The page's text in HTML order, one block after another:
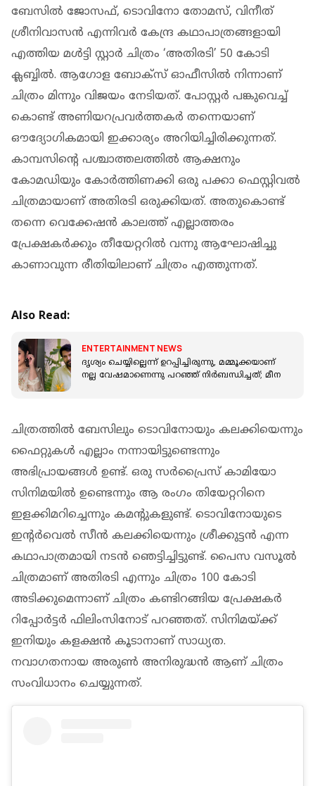
ബേസിൽ ജോസഫ്, ടൊവിനോ തോമസ്, വിനീത്
ശ്രീനിവാസൻ എന്നിവർ കേന്ദ്ര കഥാപാത്രങ്ങളായി
എത്തിയ മൾട്ടി സ്റ്റാർ ചിത്രം ‘അതിരടി’ 50 കോടി
ക്ലബ്ബിൽ. ആഗോള ബോക്സ് ഓഫീസില്‍ നിന്നാണ്
ചിത്രം മിന്നും വിജയം നേടിയത്. പോസ്റ്റർ പങ്കുവെച്ച്
കൊണ്ട് അണിയറപ്രവർത്തകർ തന്നെയാണ്
ഔദ്യോഗികമായി ഇക്കാര്യം അറിയിച്ചിരിക്കുന്നത്.
കാമ്പസിന്റെ പശ്ചാത്തലത്തില്‍ ആക്ഷനും
കോമഡിയും കോര്‍ത്തിണക്കി ഒരു പക്കാ ഫെസ്റ്റിവല്‍
ചിത്രമായാണ് അതിരടി ഒരുക്കിയത്. അതുകൊണ്ട്
തന്നെ വെക്കേഷന്‍ കാലത്ത് എല്ലാത്തരം
പ്രേക്ഷകര്‍ക്കും തീയേറ്ററില്‍ വന്നു ആഘോഷിച്ചു
കാണാവുന്ന രീതിയിലാണ് ചിത്രം എത്തുന്നത്.
Also Read:
ENTERTAINMENT NEWS
ദൃശ്യം ചെയ്യില്ലെന്ന് ഉറപ്പിച്ചിരുന്നു, മമ്മൂക്കയാണ്
നല്ല വേഷമാണെന്നു പറഞ്ഞ് നിർബന്ധിച്ചത്; മീന
ചിത്രത്തിൽ ബേസിലും ടൊവിനോയും കലക്കിയെന്നും
ഫൈറ്റുകൾ എല്ലാം നന്നായിട്ടുണ്ടെന്നും
അഭിപ്രായങ്ങൾ ഉണ്ട്. ഒരു സർപ്രൈസ് കാമിയോ
സിനിമയിൽ ഉണ്ടെന്നും ആ രംഗം തിയേറ്ററിനെ
ഇളക്കിമറിച്ചെന്നും കമന്റുകളുണ്ട്. ടൊവിനോയുടെ
ഇന്റർവെൽ സീൻ കലക്കിയെന്നും ശ്രീക്കുട്ടൻ എന്ന
കഥാപാത്രമായി നടൻ ഞെട്ടിച്ചിട്ടുണ്ട്. പൈസ വസൂൽ
ചിത്രമാണ് അതിരടി എന്നും ചിത്രം 100 കോടി
അടിക്കുമെന്നാണ് ചിത്രം കണ്ടിറങ്ങിയ പ്രേക്ഷകർ
റിപ്പോർട്ടർ ഫിലിംസിനോട് പറഞ്ഞത്. സിനിമയ്ക്ക്
ഇനിയും കളക്ഷൻ കൂടാനാണ് സാധ്യത.
നവാഗതനായ അരുണ്‍ അനിരുദ്ധന്‍ ആണ് ചിത്രം
സംവിധാനം ചെയ്യുന്നത്.